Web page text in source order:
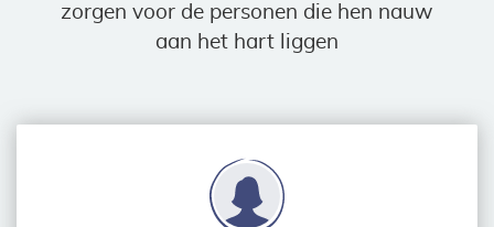
zorgen voor de personen die hen nauw
aan het hart liggen